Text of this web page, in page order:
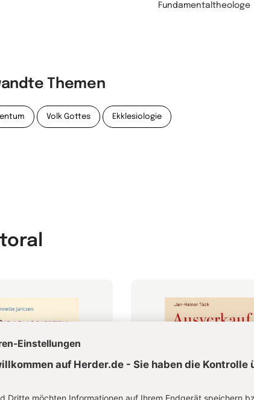
Fundamentaltheologe
Themen
Volk Gottes Ekklesiologie